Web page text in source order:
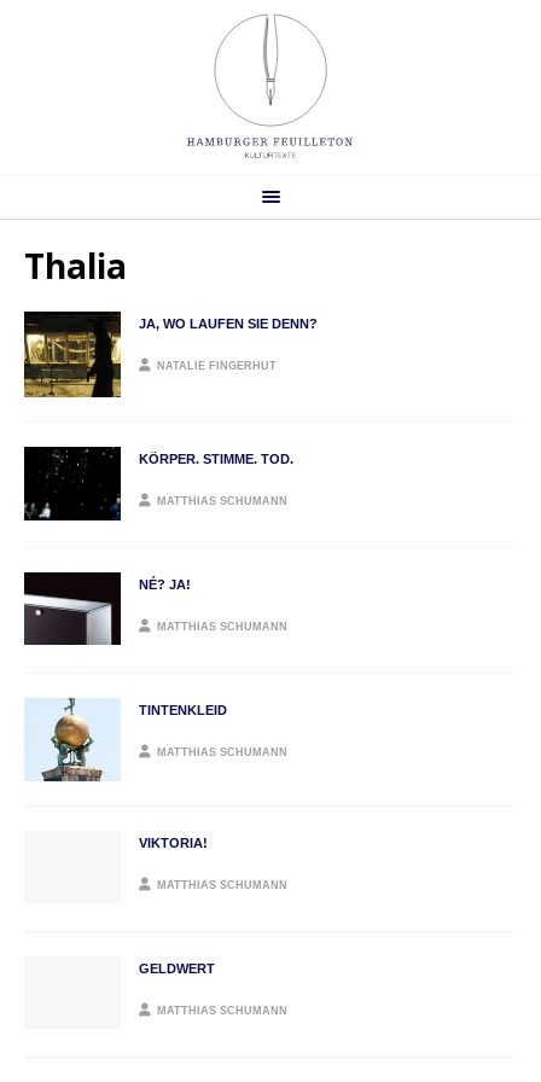
Thalia
JA, WO LAUFEN SIE DENN?
NATALIE FINGERHUT
KÖRPER. STIMME. TOD.
MATTHIAS SCHUMANN
NÉ? JA!
MATTHIAS SCHUMANN
TINTENKLEID
MATTHIAS SCHUMANN
VIKTORIA!
MATTHIAS SCHUMANN
GELDWERT
MATTHIAS SCHUMANN